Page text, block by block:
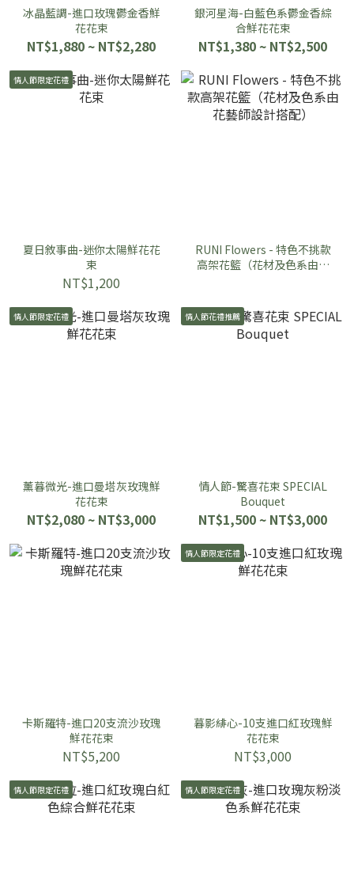
冰晶藍調-進口玫瑰鬱金香鮮
花花束
NT$1,880 ~ NT$2,280
銀河星海-白藍色系鬱金香綜
合鮮花花束
NT$1,380 ~ NT$2,500
情人節限定花禮
夏日敘事曲-迷你太陽鮮花花
束
NT$1,200
RUNI Flowers - 特色不挑款
高架花籃（花材及色系由花
情人節限定花禮
薰暮微光-進口曼塔灰玫瑰鮮
花花束
NT$2,080 ~ NT$3,000
情人節花禮推薦
情人節-驚喜花束 SPECIAL
Bouquet
NT$1,500 ~ NT$3,000
卡斯羅特-進口20支流沙玫瑰
鮮花花束
NT$5,200
情人節限定花禮
暮影緋心-10支進口紅玫瑰鮮
花花束
NT$3,000
情人節限定花禮 情人節限定花禮